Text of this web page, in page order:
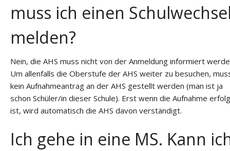
muss ich einen
melden?
Nein, die AHS muss nicht von der Anmeldung informiert
Um allenfalls die Oberstufe der AHS weiter zu besuchen,
kein Aufnahmeantrag an der AHS gestellt werden (man ist ja
schon Schüler/in dieser Schule). Erst wenn die Aufnahme
ist, wird automatisch die AHS davon verständigt.
Ich gehe in eine MS. Kann